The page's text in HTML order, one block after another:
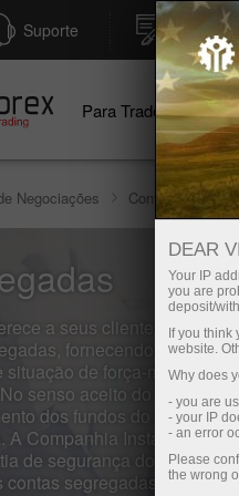
Suporte
Para Traders
Negociações Contas
a seus clientes um
fornecendo proteção
de força-maior
senso aceito do termo,
dos fundos do cliente
A Companhia InstaForex
de segurança dos fundos
segregadas pelo
DEAR
Your IP
you are
deposit/
If you
website.
Why does
- you are
- your IP
- an error
Please
the wrong